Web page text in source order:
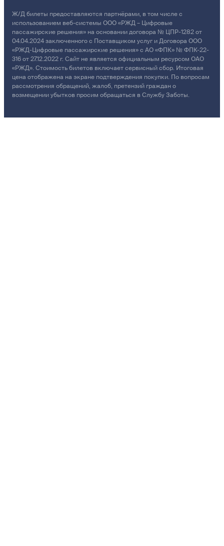
Ж/Д билеты предоставляются партнёрами, в том числе с
использованием веб-системы ООО «РЖД – Цифровые
пассажирские решения» на основании договора № ЦПР-1282 от
04.04.2024 заключенного с Поставщиком услуг и Договора ООО
«РЖД-Цифровые пассажирские решения» с АО «ФПК» № ФПК-22-
316 от 27.12.2022 г. Сайт не является официальным ресурсом ОАО
«РЖД». Стоимость билетов включает сервисный сбор. Итоговая
цена отображена на экране подтверждения покупки. По вопросам
рассмотрения обращений, жалоб, претензий граждан о
возмещении убытков просим обращаться в Службу Заботы.